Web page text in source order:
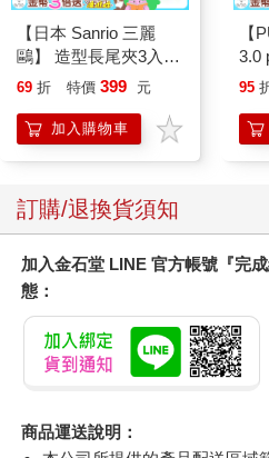
【日本 Sanrio 三麗
鷗】 造型長尾夾3入組
(8款可選) 凱蒂貓 Hello
企鵝
69 折 特價 399 元
加入購物車
【
3.0
黑
95
訂購/退換貨須知
加入金石堂 LINE 官方帳號『完
態：
商品運送說明：